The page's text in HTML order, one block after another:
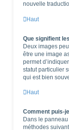
nouvelle
Haut
Que signifient
Deux images
être une image
permet
statut particulier
qui est bien
Haut
Comment puis-
Dans le
méthodes